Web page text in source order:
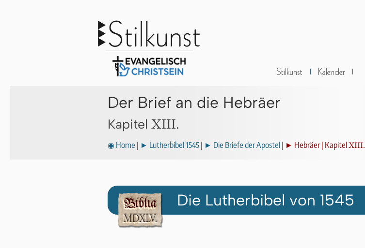
Der Brief an die Hebräer
Kapitel XIII.
◉ Home ► Lutherbibel 1545 ► Die Briefe der Apostel ► Hebräer | Kapitel XIII.
Die Lutherbibel von 1545